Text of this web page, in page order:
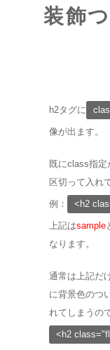
装飾
h2タグに
像が出ます。
既にclass指
区切って入れ
例： <h2
上記はsample
なります。
通常は上記だ
に背景色のつ
れてしまうの
<h2